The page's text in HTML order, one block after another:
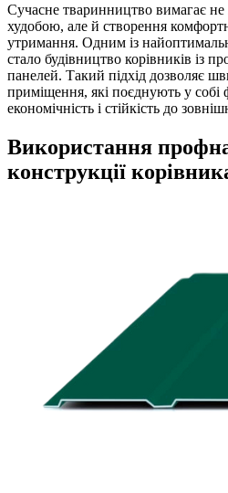
Сучасне тваринництво вимагає
худобою, але й створення
утримання. Одним із
стало будівництво корівників із
панелей. Такий підхід дозволяє
приміщення, які поєднують у собі
економічність і стійкість до
Використання
конструкції